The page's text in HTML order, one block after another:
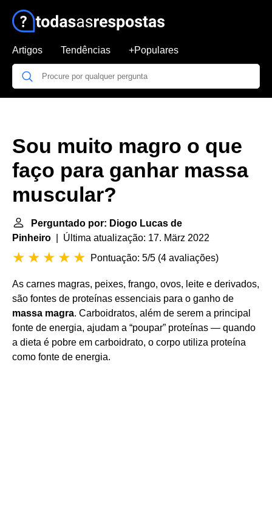
Artigos Tendências +Populares
Sou muito magro o que
faço para ganhar massa
muscular?
Perguntado por: Diogo Lucas de
Pinheiro | Última atualização: 17. März 2022
Pontuação: 5/5 (4 avaliações)
As carnes magras, peixes, frango, ovos, leite e derivados,
são fontes de proteínas essenciais para o ganho de
massa magra. Carboidratos, além de serem a principal
fonte de energia, ajudam a “poupar” proteínas — quando
a dieta é pobre em carboidrato, o corpo utiliza proteína
como fonte de energia.